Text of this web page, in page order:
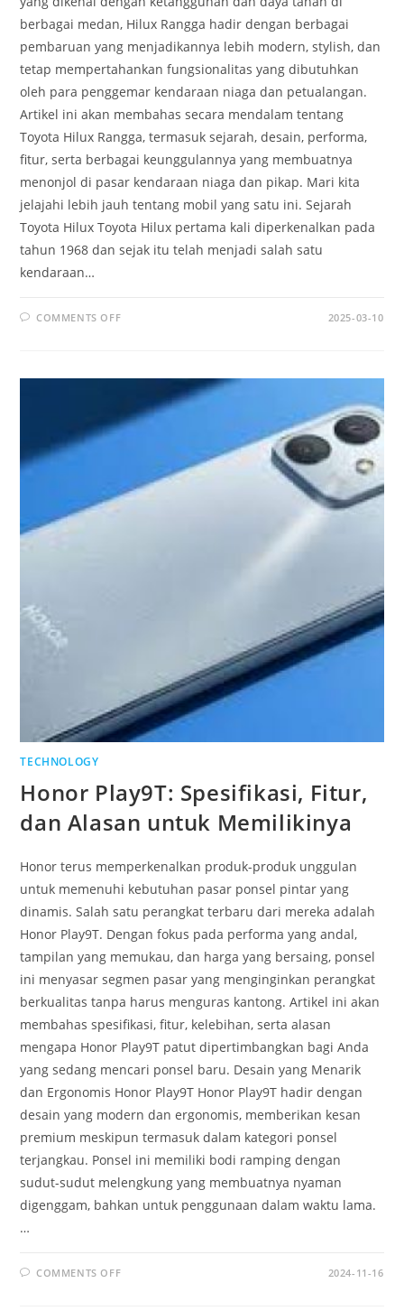
berbagai medan, Hilux Rangga hadir dengan berbagai
pembaruan yang menjadikannya lebih modern, stylish, dan
tetap mempertahankan fungsionalitas yang dibutuhkan
oleh para penggemar kendaraan niaga dan petualangan.
Artikel ini akan membahas secara mendalam tentang
Toyota Hilux Rangga, termasuk sejarah, desain, performa,
fitur, serta berbagai keunggulannya yang membuatnya
menonjol di pasar kendaraan niaga dan pikap. Mari kita
jelajahi lebih jauh tentang mobil yang satu ini. Sejarah
Toyota Hilux Toyota Hilux pertama kali diperkenalkan pada
tahun 1968 dan sejak itu telah menjadi salah satu
kendaraan…
COMMENTS OFFON
GAGAH
TEKNOLOGI
CANGGIH
UNTUK
PENGEMUDI
2025-03-10
TECHNOLOGY
Honor Play9T: Spesifikasi, Fitur,
dan Alasan untuk Memilikinya
Honor terus memperkenalkan produk-produk unggulan
untuk memenuhi kebutuhan pasar ponsel pintar yang
dinamis. Salah satu perangkat terbaru dari mereka adalah
Honor Play9T. Dengan fokus pada performa yang andal,
tampilan yang memukau, dan harga yang bersaing, ponsel
ini menyasar segmen pasar yang menginginkan perangkat
berkualitas tanpa harus menguras kantong. Artikel ini akan
membahas spesifikasi, fitur, kelebihan, serta alasan
mengapa Honor Play9T patut dipertimbangkan bagi Anda
yang sedang mencari ponsel baru. Desain yang Menarik
dan Ergonomis Honor Play9T Honor Play9T hadir dengan
desain yang modern dan ergonomis, memberikan kesan
premium meskipun termasuk dalam kategori ponsel
terjangkau. Ponsel ini memiliki bodi ramping dengan
sudut-sudut melengkung yang membuatnya nyaman
digenggam, bahkan untuk penggunaan dalam waktu lama.
…
COMMENTS OFFON 2024-11-16